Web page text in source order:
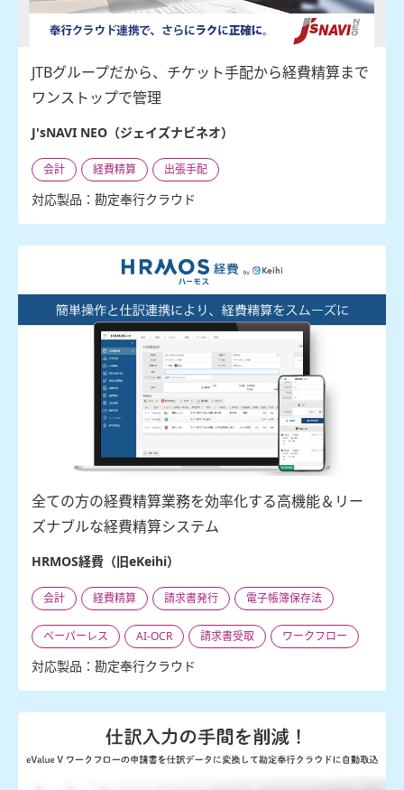
JTBグループだから、チケット手配から経費精算まで
ワンストップで管理
J'sNAVI NEO（ジェイズナビネオ）
会計 経費精算 出張手配
対応製品：勘定奉行クラウド
全ての方の経費精算業務を効率化する高機能＆リー
ズナブルな経費精算システム
HRMOS経費（旧eKeihi）
会計 経費精算 請求書発行 電子帳簿保存法
ペーパーレス AI-OCR 請求書受取 ワークフロー
対応製品：勘定奉行クラウド